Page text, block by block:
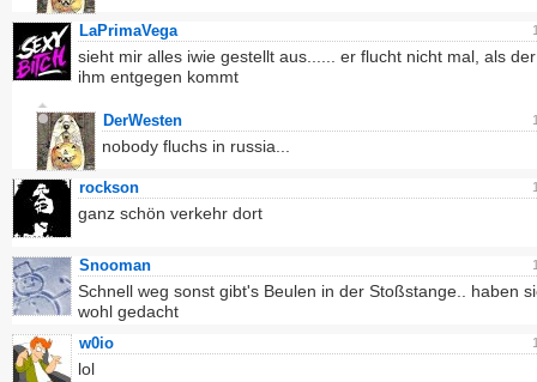
LaPrimaVega
sieht mir alles iwie gestellt aus...... er flucht nicht mal, als
ihm entgegen kommt
DerWesten
nobody fluchs in russia...
rockson
ganz schön verkehr dort
Snooman
Schnell weg sonst gibt's Beulen in der Stoßstange.. haben
wohl gedacht
w0io
lol